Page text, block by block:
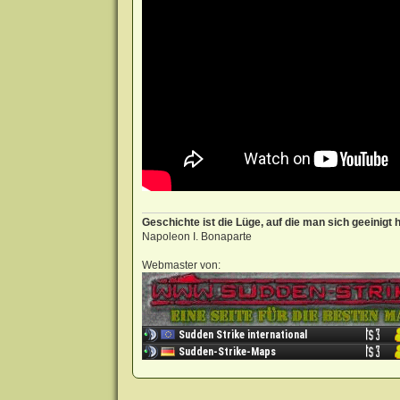
Geschichte ist die Lüge, auf die man sich geeinigt
Napoleon I. Bonaparte
Webmaster von: